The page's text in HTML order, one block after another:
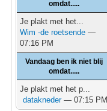
omdat.....
Je plakt met het...
Wim -de roetsende —
07:16 PM
Vandaag ben ik niet blij
omdat.....
Je plakt met het p...
datakneder— 07:15 PM